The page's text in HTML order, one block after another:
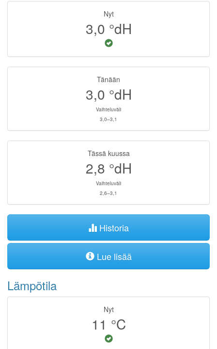
Nyt
3,0 °dH
Tänään
3,0 °dH
Vaihteluväli
3,0–3,1
Tässä kuussa
2,8 °dH
Vaihteluväli
2,6–3,1
Historia
Lue lisää
Lämpötila
Nyt
11 °C